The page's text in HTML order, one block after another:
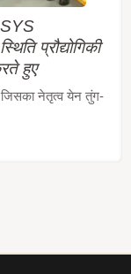
प्रौद्योगिकी
हुए
नेतृत्व येन तुंग-